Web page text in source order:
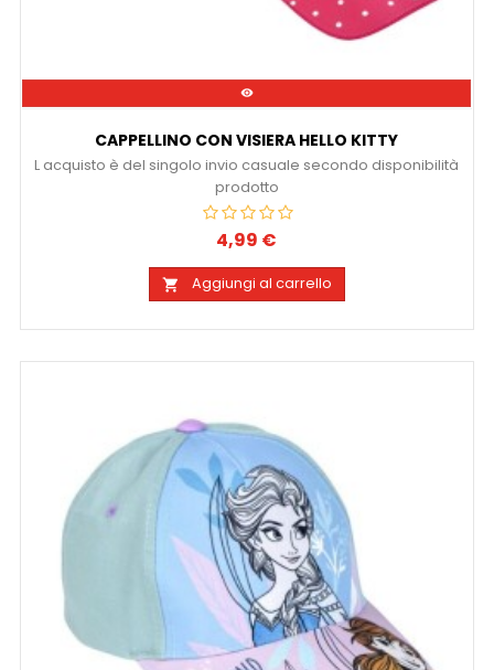

CAPPELLINO CON VISIERA HELLO KITTY
L acquisto è del singolo invio casuale secondo disponibilità
prodotto
Prezzo
4,99 €
 Aggiungi al carrello